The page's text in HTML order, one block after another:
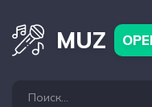
MUZ
артисты